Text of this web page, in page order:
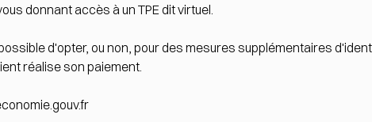
donnant accès à un TPE dit virtuel.
d'opter, ou non, pour des mesures supplémentaires
réalise son paiement.